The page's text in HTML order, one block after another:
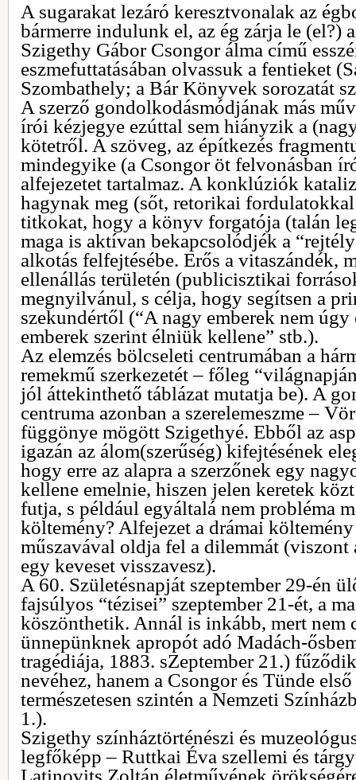
A sugarakat lezáró keresztvonalak az
bármerre indulunk el, az ég zárja le (el?)
Szigethy Gábor Csongor álma című
eszmefuttatásában olvassuk a fentieket
Szombathely; a Bár Könyvek sorozatát
A szerző gondolkodásmódjának más
írói kézjegye ezúttal sem hiányzik a
kötetről. A szöveg, az építkezés
mindegyike (a Csongor öt felvonásban
alfejezetet tartalmaz. A konklúziók
hagynak meg (sőt, retorikai
titkokat, hogy a könyv forgatója (talán
maga is aktívan bekapcsolódjék a
alkotás felfejtésébe. Erős a vitaszándék,
ellenállás területén (publicisztikai
megnyilvánul, s célja, hogy segítsen a
szekundértől (“A nagy emberek nem
emberek szerint élniük kellene” stb.).
Az elemzés bölcseleti centrumában a
remekmű szerkezetét – főleg
jól áttekinthető táblázat mutatja be). A
centruma azonban a szerelemeszme –
függönye mögött Szigethyé. Ebből az
igazán az álom(szerűség) kifejtésének
hogy erre az alapra a szerzőnek egy
kellene emelnie, hiszen jelen keretek
futja, s például egyáltalá nem probléma
költemény? Alfejezet a drámai
műszavával oldja fel a dilemmát (viszont
egy keveset visszavesz).
A 60. Születésnapját szeptember 29-én
fajsúlyos “tézisei” szeptember 21-ét, a
köszönthetik. Annál is inkább, mert nem
ünnepünknek apropót adó Madách-
tragédiája, 1883. sZeptember 21.)
nevéhez, hanem a Csongor és Tünde
természetesen szintén a Nemzeti
1.).
Szigethy színháztörténészi és
legfőképp – Ruttkai Éva szellemi és
Latinovits Zoltán életművének